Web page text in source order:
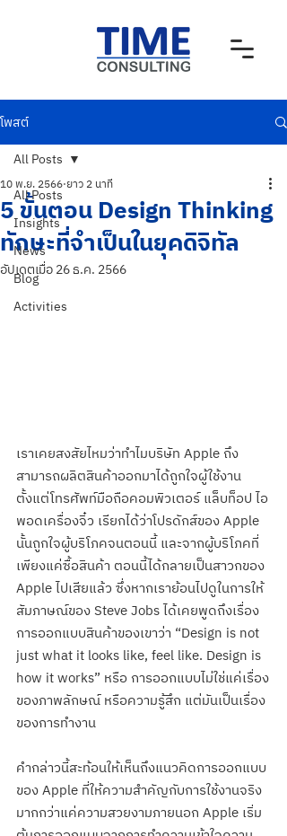
โพสต์
All Posts
Insights
News
Blog
Activities
All Posts
5 ขั้นตอน Design Thinking
ทักษะที่จำเป็นในยุคดิจิทัล
10 พ.ย. 2566 ยาว 2 นาที
อัปเดตเมื่อ26 ธ.ค. 2566
เราเคยสงสัยไหมว่าทำไมบริษัท Apple ถึง
สามารถผลิตสินค้าออกมาได้ถูกใจผู้ใช้งาน
ตั้งแต่โทรศัพท์มือถือคอมพิวเตอร์ แล็บท็อป ไอ
พอดเครื่องจิ๋ว เรียกได้ว่าโปรดักส์ของ Apple
นั้นถูกใจผู้บริโภคจนตอนนี้ และจากผู้บริโภคที่
เพียงแค่ซื้อสินค้า ตอนนี้ได้กลายเป็นสาวกของ
Apple ไปเสียแล้ว ซึ่งหากเราย้อนไปดูในการให้
สัมภาษณ์ของ Steve Jobs ได้เคยพูดถึงเรื่อง
การออกแบบสินค้าของเขาว่า “Design is not
just what it looks like, feel like. Design is
how it works” หรือ การออกแบบไม่ใช่แค่เรื่อง
ของภาพลักษณ์ หรือความรู้สึก แต่มันเป็นเรื่อง
ของการทำงาน
คำกล่าวนี้สะท้อนให้เห็นถึงแนวคิดการออกแบบ
ของ Apple ที่ให้ความสำคัญกับการใช้งานจริง
มากกว่าแค่ความสวยงามภายนอก Apple เริ่ม